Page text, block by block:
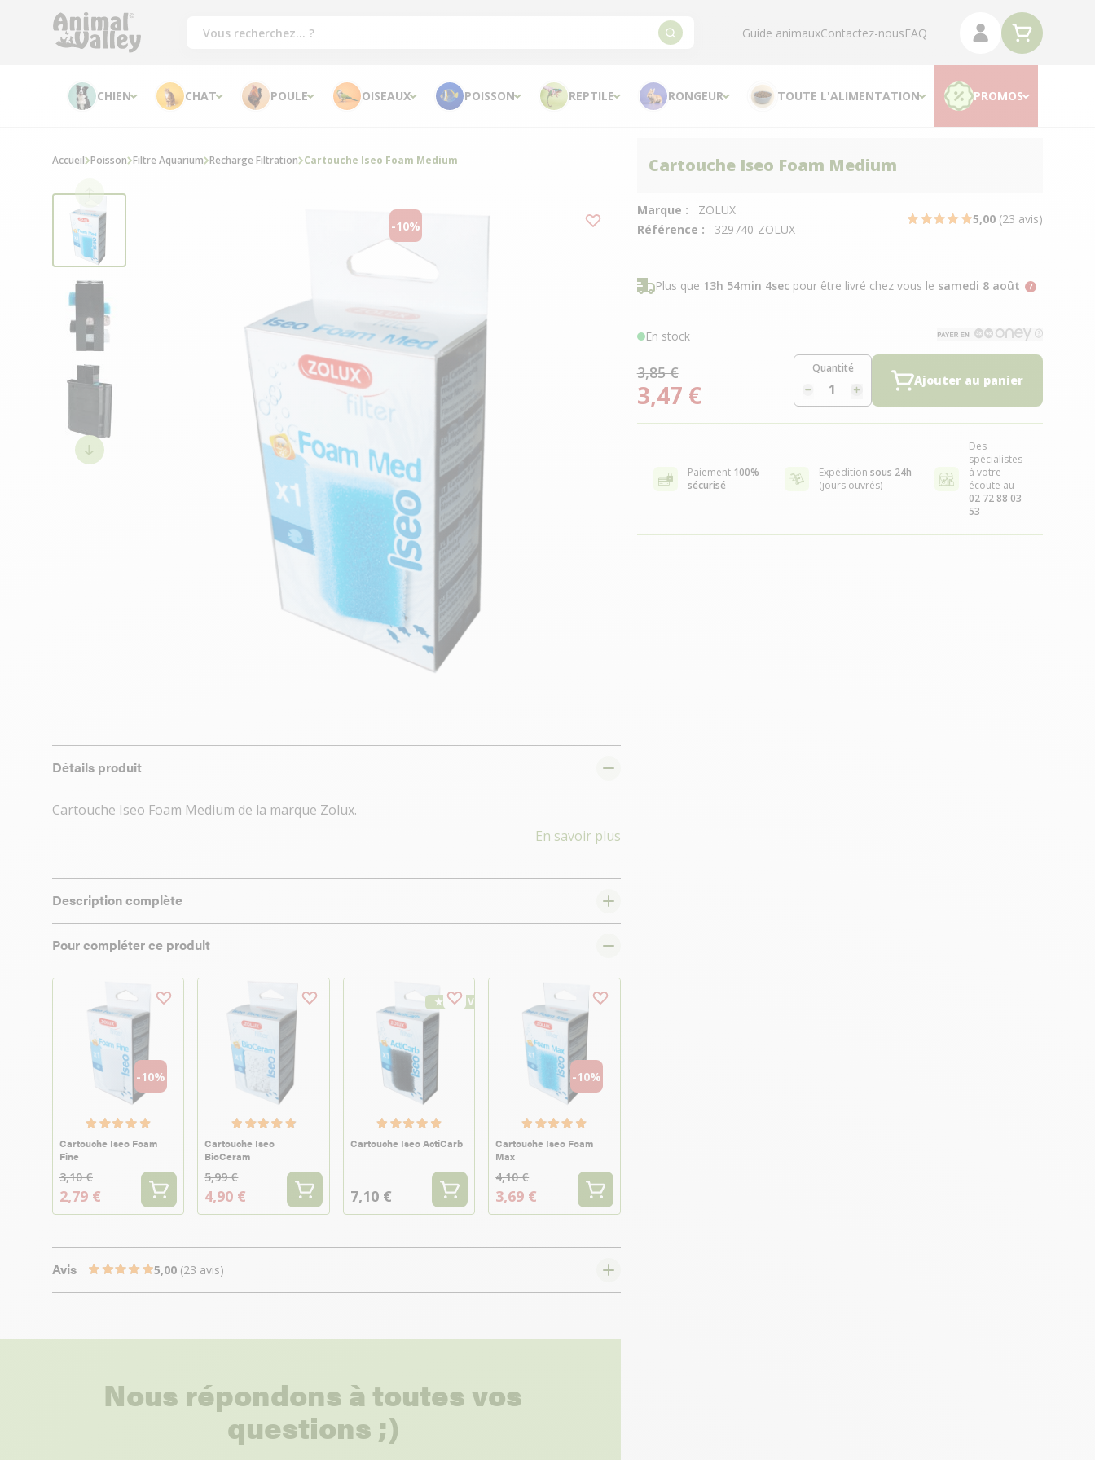
Guide animauxContactez-nousFAQ
CHIEN CHAT POULE OISEAUX POISSON REPTILE RONGEUR TOUTE L'ALIMENTATION PROMOS
Cartouche Iseo Foam Medium
Marque :
ZOLUX
Référence :
329740-ZOLUX
5,00 (23 avis)
Plus que 13h 54min 3secpour être livré chez vous le samedi 8 août
En stock
3,85 €
3,47 €
Quantité
Ajouter au panier
Paiement 100%
sécurisé
Expédition sous 24h
(jours ouvrés)
Des
spécialistes
à votre
écoute au
02 72 88 03
53
Détails produit
Cartouche Iseo Foam Medium de la marque Zolux.
En savoir plus
Description complète
Pour compléter ce produit
-10%
Cartouche Iseo Foam
Fine
3,10 €
2,79 €
Cartouche Iseo
BioCeram
5,99 €
4,90 €
★ Top Vente
Cartouche Iseo ActiCarb
7,10 €
-10%
Cartouche Iseo Foam
Max
4,10 €
3,69 €
Avis 5,00 (23 avis)
Nous répondons à toutes vos
questions ;)
Accueil Poisson Filtre Aquarium Recharge Filtration Cartouche Iseo Foam Medium
-10%